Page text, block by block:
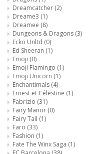
Dreamcatcher (2)
Dreame3 (1)
Dreamee (8)
Dungeons & Dragons (3)
Ecko Unltd (0)
Ed Sheeran (1)
Emoji (0)
Emoji Flamingo (1)
Emoji Unicorn (1)
Enchantimals (4)
Ernest et Célestine (1)
Fabrizio (31)
Fairy Manor (0)
Fairy Tail (1)
Faro (33)
Fashion (1)
Fate The Winx Saga (1)